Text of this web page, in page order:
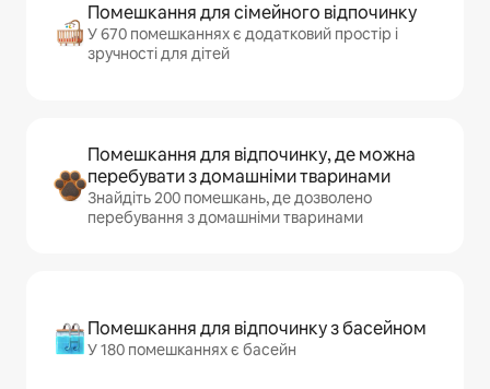
Помешкання для сімейного відпочинку
У 670 помешканнях є додатковий простір і
зручності для дітей
Помешкання для відпочинку, де можна
перебувати з домашніми тваринами
Знайдіть 200 помешкань, де дозволено
перебування з домашніми тваринами
Помешкання для відпочинку з басейном
У 180 помешканнях є басейн